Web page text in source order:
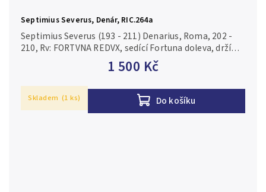
Septimius Severus, Denár, RIC.264a
1 500 Kč
Do košíku
Septimius Severus (193 - 211) Denarius, Roma, 202 -
210, Rv: FORTVNA REDVX, sedící Fortuna doleva, drží
kormidlo a roh hojnosti, kolo(?) pod trůnem, RIC.264a,
Skladem (1 ks)